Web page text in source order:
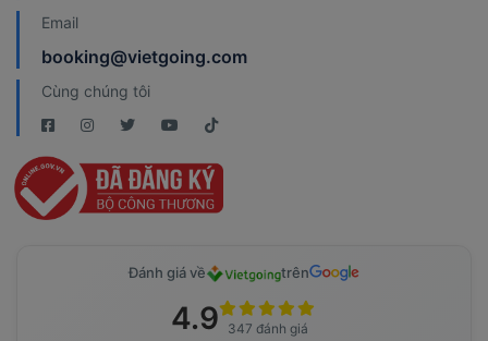
Email
booking@vietgoing.com
Cùng chúng tôi
Đánh giá về trên
4.9 347 đánh giá